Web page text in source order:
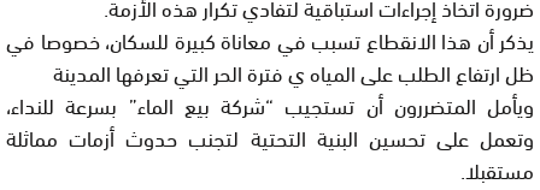
يذكر أن هذا الانقطاع تسبب في معاناة كبيرة للسكان، خصوصا في
ظل ارتفاع الطلب على المياه ي فترة الحر التي تعرفها المدينة
ويأمل المتضررون أن تستجيب “شركة بيع الماء” بسرعة للنداء،
وتعمل على تحسين البنية التحتية لتجنب حدوث أزمات مماثلة
مستقبلا.